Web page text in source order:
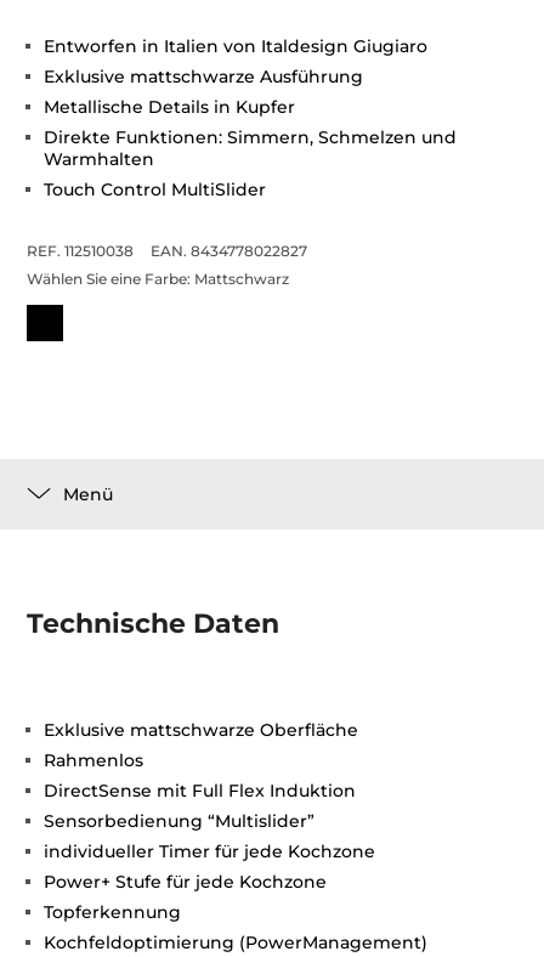
Entworfen in Italien von Italdesign Giugiaro
Exklusive mattschwarze Ausführung
Metallische Details in Kupfer
Direkte Funktionen: Simmern, Schmelzen und
Warmhalten
Touch Control MultiSlider
REF. 112510038
EAN. 8434778022827
Wählen Sie eine Farbe: Mattschwarz
Menü
Technische Daten
Exklusive mattschwarze Oberfläche
Rahmenlos
DirectSense mit Full Flex Induktion
Sensorbedienung “Multislider”
individueller Timer für jede Kochzone
Power+ Stufe für jede Kochzone
Topferkennung
Kochfeldoptimierung (PowerManagement)